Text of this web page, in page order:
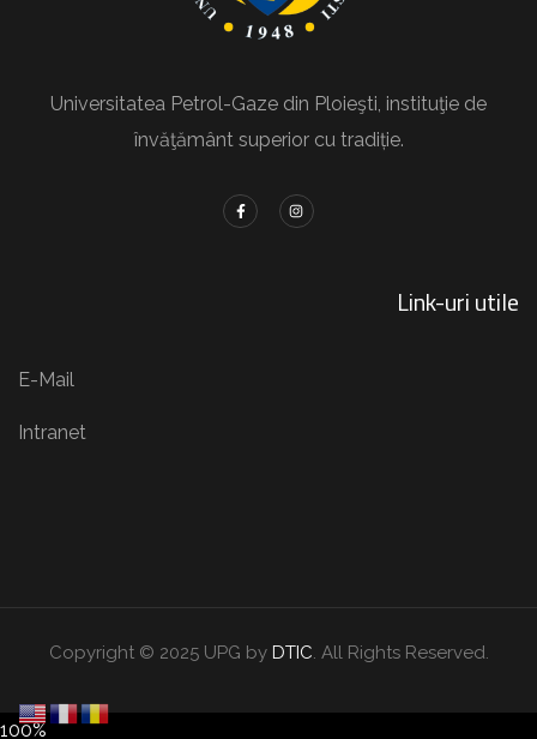
Universitatea Petrol-Gaze din Ploieşti, instituţie de
învăţământ superior cu tradiție.
Link-uri utile
E-Mail
Intranet
Copyright © 2025 UPG by DTIC. All Rights Reserved.
100%